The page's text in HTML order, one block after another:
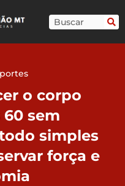
Pesquisar
o corpo
sem
simples
força e